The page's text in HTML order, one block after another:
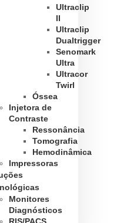
Ultraclip
II
Ultraclip
Dualtrigger
Senomark
Ultra
Ultracor
Twirl
Óssea
Injetora de
Contraste
Ressonância
Tomografia
Hemodinâmica
Impressoras
Monitores
Diagnósticos